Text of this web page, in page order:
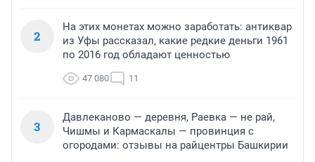
2
На этих монетах можно заработать: антиквар
из Уфы рассказал, какие редкие деньги 1961
по 2016 год обладают ценностью
47 080 11
3
Давлеканово — деревня, Раевка — не рай,
Чишмы и Кармаскалы — провинция с
огородами: отзывы на райцентры Башкирии